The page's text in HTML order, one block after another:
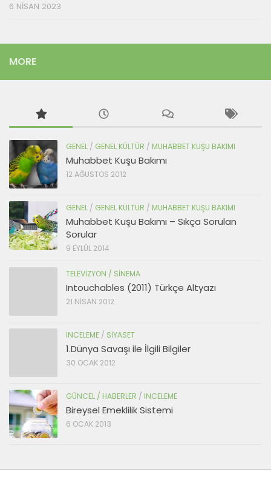
6 NISAN 2023
MORE
GENEL / GENEL KÜLTÜR / MUHABBET KUŞU BAKIMI
Muhabbet Kuşu Bakımı
12 AĞUSTOS 2012
GENEL / GENEL KÜLTÜR / MUHABBET KUŞU BAKIMI
Muhabbet Kuşu Bakımı – Sıkça Sorulan
Sorular
9 EYLÜL 2014
TELEVIZYON / SINEMA
Intouchables (2011) Türkçe Altyazı
21 NISAN 2012
INCELEME / SIYASET
1.Dünya Savaşı ile İlgili Bilgiler
30 OCAK 2012
GÜNCEL / HABERLER / INCELEME
Bireysel Emeklilik Sistemi
6 OCAK 2013